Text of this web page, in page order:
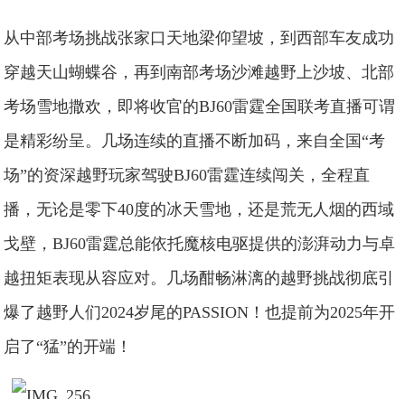
从中部考场挑战张家口天地梁仰望坡，到西部车友成功
穿越天山蝴蝶谷，再到南部考场沙滩越野上沙坡、北部
考场雪地撒欢，即将收官的BJ60雷霆全国联考直播可谓
是精彩纷呈。几场连续的直播不断加码，来自全国“考
场”的资深越野玩家驾驶BJ60雷霆连续闯关，全程直
播，无论是零下40度的冰天雪地，还是荒无人烟的西域
戈壁，BJ60雷霆总能依托魔核电驱提供的澎湃动力与卓
越扭矩表现从容应对。几场酣畅淋漓的越野挑战彻底引
爆了越野人们2024岁尾的PASSION！也提前为2025年开
启了“猛”的开端！